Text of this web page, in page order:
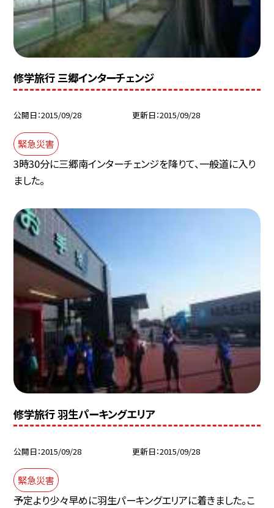
修学旅行 三郷インターチェンジ
公開日 2015/09/28 更新日 2015/09/28
緊急災害
3時30分に三郷南インターチェンジを降りて、一般道に入り
ました。
修学旅行 羽生パーキングエリア
公開日 2015/09/28 更新日 2015/09/28
緊急災害
予定より少々早めに羽生パーキングエリアに着きました。こ